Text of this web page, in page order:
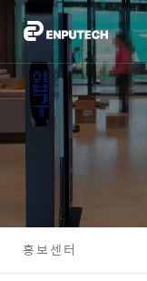
홍보센터